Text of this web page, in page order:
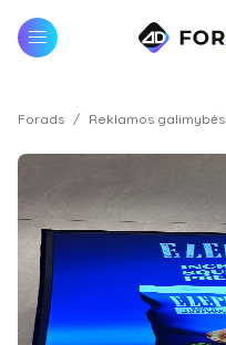
Forads Reklamos galimybės